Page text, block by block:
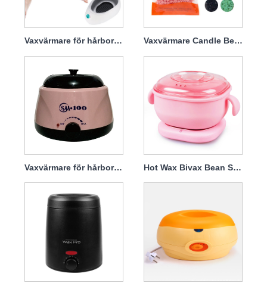
Vaxvärmare för hårborttagning
Vaxvärmare för hårborttagning Silica Gel